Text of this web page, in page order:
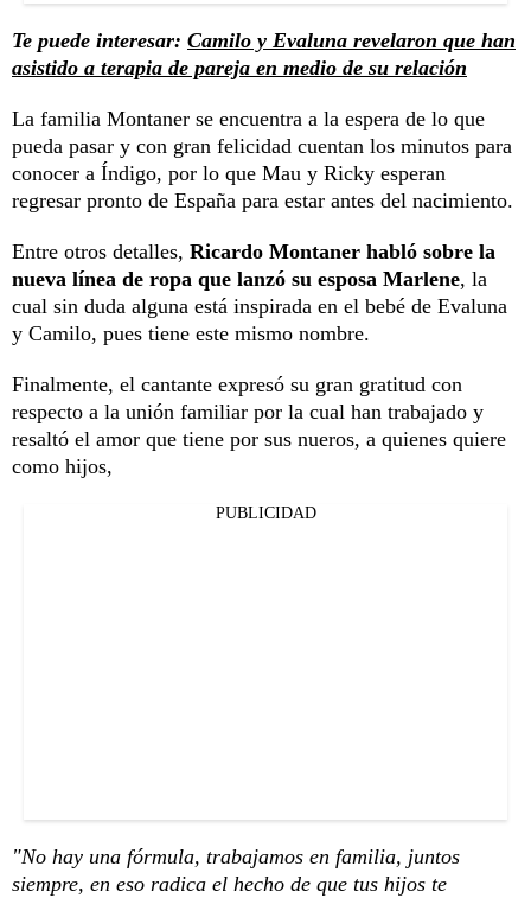
Te puede interesar: Camilo y Evaluna revelaron que han
asistido a terapia de pareja en medio de su relación
La familia Montaner se encuentra a la espera de lo que
pueda pasar y con gran felicidad cuentan los minutos para
conocer a Índigo, por lo que Mau y Ricky esperan
regresar pronto de España para estar antes del nacimiento.
Entre otros detalles, Ricardo Montaner habló sobre la
nueva línea de ropa que lanzó su esposa Marlene, la
cual sin duda alguna está inspirada en el bebé de Evaluna
y Camilo, pues tiene este mismo nombre.
Finalmente, el cantante expresó su gran gratitud con
respecto a la unión familiar por la cual han trabajado y
resaltó el amor que tiene por sus nueros, a quienes quiere
como hijos,
PUBLICIDAD
"No hay una fórmula, trabajamos en familia, juntos
siempre, en eso radica el hecho de que tus hijos te